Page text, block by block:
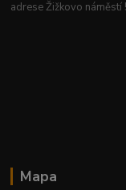
adrese Žižkovo náměstí
Mapa